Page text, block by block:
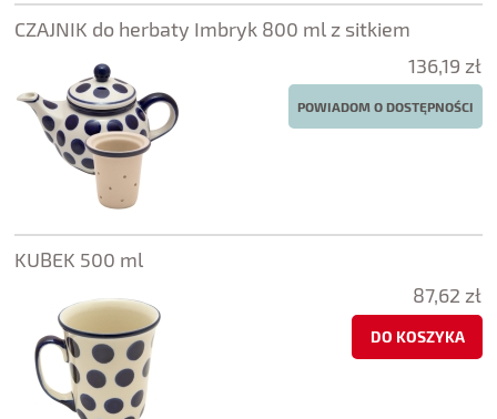
CZAJNIK do herbaty Imbryk 800 ml z sitkiem
136,19 zł
POWIADOM O DOSTĘPNOŚCI
KUBEK 500 ml
87,62 zł
DO KOSZYKA